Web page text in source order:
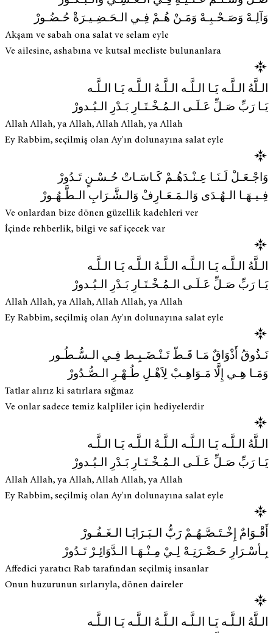
وَآلِـهْ وَصَـحْـبِـهْ وَمَـنْ هُـمْ فِـي الـحَـضِـيـرَةْ حُـضُـورْ
Akşam ve sabah ona salat ve selam eyle
Ve ailesine, ashabına ve kutsal mecliste bulunanlara
الـلَّهُ الـلَّـه يَـا الـلَّـه الـلَّـهُ الـلَّـه يَـا الـلَّـه
يَـا رَبِّ صَـلِّ عَـلَـى الـمُـخْـتَـارِ بَـدْرِ الـبُـدورْ
Allah Allah, ya Allah, Allah Allah, ya Allah
Ey Rabbim, seçilmiş olan Ay'ın dolunayına salat eyle
وَاجْـعَـلْ لَـنَـا عِـنْـدَهُـمْ كَـاسَـاتْ حُـسْـنٍ تَـدُورْ
فِـيـهَـا الـهُـدَى وَالـمَـعَـارِفْ وَالـشَّـرَابِ الـطَّـهُـورْ
Ve onlardan bize dönen güzellik kadehleri ver
İçinde rehberlik, bilgi ve saf içecek var
الـلَّهُ الـلَّـه يَـا الـلَّـه الـلَّـهُ الـلَّـه يَـا الـلَّـه
يَـا رَبِّ صَـلِّ عَـلَـى الـمُـخْـتَـارِ بَـدْرِ الـبُـدورْ
Allah Allah, ya Allah, Allah Allah, ya Allah
Ey Rabbim, seçilmiş olan Ay'ın dolunayına salat eyle
نَـذُوقُ أَذْوَاقٌ مَـا قَـطّ تَـنْـضَـبِـط فِـي الـسُّـطُـور
وَمَـا هِـي إِلَّا مَـوَاهِـبْ لِاَهْـلِ طُـهْـرِ الـصُّـدُورْ
Tatlar alırız ki satırlara sığmaz
Ve onlar sadece temiz kalpliler için hediyelerdir
الـلَّهُ الـلَّـه يَـا الـلَّـه الـلَّـهُ الـلَّـه يَـا الـلَّـه
يَـا رَبِّ صَـلِّ عَـلَـى الـمُـخْـتَـارِ بَـدْرِ الـبُـدورْ
Allah Allah, ya Allah, Allah Allah, ya Allah
Ey Rabbim, seçilmiş olan Ay'ın dolunayına salat eyle
أَقْـوَامٌ إِخْـتَـصَّـهُـمْ رَبُّ الـبَـرَايَـا الـغَـفُـورْ
بِـأسْـرَارِ حَـضْـرَتِـهْ لِـيْ مِـنْـهَـا الـدَّوَائِـرْ تَـدُورْ
Affedici yaratıcı Rab tarafından seçilmiş insanlar
Onun huzurunun sırlarıyla, dönen daireler
الـلَّهُ الـلَّـه يَـا الـلَّـه الـلَّـهُ الـلَّـه يَـا الـلَّـه